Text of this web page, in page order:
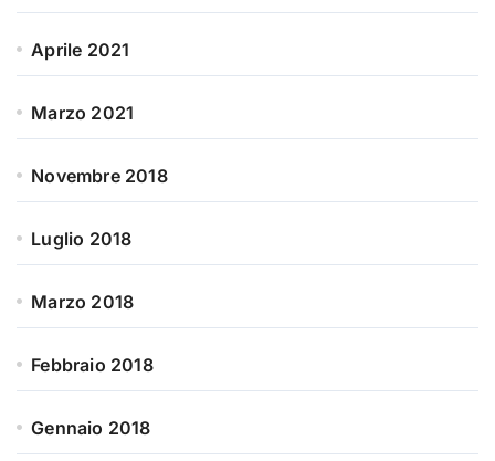
Aprile 2021
Marzo 2021
Novembre 2018
Luglio 2018
Marzo 2018
Febbraio 2018
Gennaio 2018